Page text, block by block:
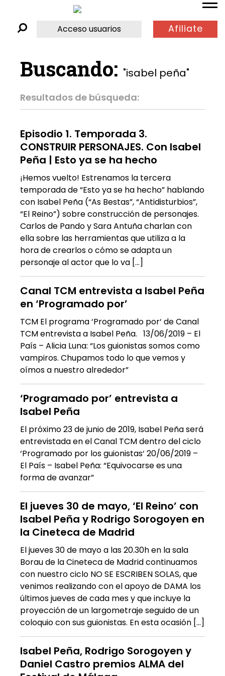
Acceso usuarios Afiliate
Buscando: "isabel peña"
Resultados de búsqueda:
Episodio 1. Temporada 3.
CONSTRUIR PERSONAJES. Con Isabel
Peña | Esto ya se ha hecho
¡Hemos vuelto! Estrenamos la tercera
temporada de “Esto ya se ha hecho” hablando
con Isabel Peña (“As Bestas”, “Antidisturbios”,
“El Reino”) sobre construcción de personajes.
Carlos de Pando y Sara Antuña charlan con
ella sobre las herramientas que utiliza a la
hora de crearlos o cómo se adapta un
personaje al actor que lo va […]
Canal TCM entrevista a Isabel Peña
en ‘Programado por’
TCM El programa ‘Programado por‘ de Canal
TCM entrevista a Isabel Peña. 13/06/2019 – El
País – Alicia Luna: “Los guionistas somos como
vampiros. Chupamos todo lo que vemos y
oímos a nuestro alrededor”
‘Programado por’ entrevista a
Isabel Peña
El próximo 23 de junio de 2019, Isabel Peña será
entrevistada en el Canal TCM dentro del ciclo
‘Programado por los guionistas‘ 20/06/2019 –
El País – Isabel Peña: “Equivocarse es una
forma de avanzar”
El jueves 30 de mayo, ‘El Reino’ con
Isabel Peña y Rodrigo Sorogoyen en
la Cineteca de Madrid
El jueves 30 de mayo a las 20.30h en la sala
Borau de la Cineteca de Madrid continuamos
con nuestro ciclo NO SE ESCRIBEN SOLAS, que
venimos realizando con el apoyo de DAMA los
últimos jueves de cada mes y que incluye la
proyección de un largometraje seguido de un
coloquio con sus guionistas. En esta ocasión […]
Isabel Peña, Rodrigo Sorogoyen y
Daniel Castro premios ALMA del